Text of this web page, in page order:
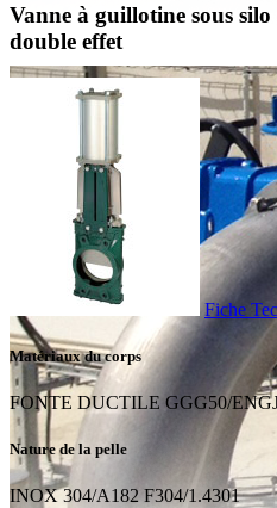
Vanne à guillotine sous
double effet
Fiche
Matériaux du corps
FONTE DUCTILE GGG50/
Nature de la pelle
INOX 304/A182 F304/1.4301